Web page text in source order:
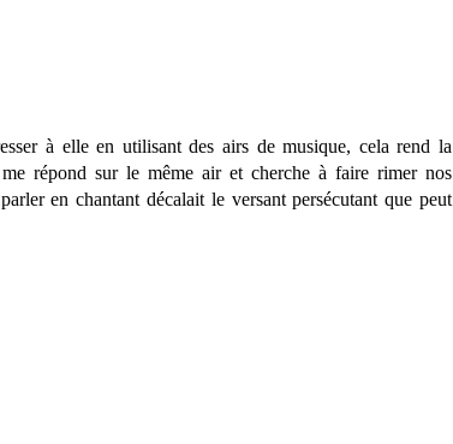
à elle en utilisant des airs de musique, cela rend la
répond sur le même air et cherche à faire rimer nos
en chantant décalait le versant persécutant que peut